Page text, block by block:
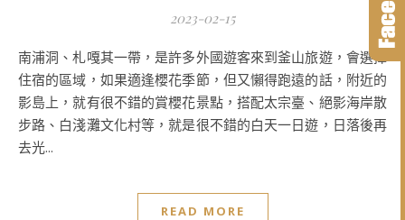
2023-02-15
南浦洞、札嘎其一帶，是許多外國遊客來到釜山旅遊，會選擇
住宿的區域，如果適逢櫻花季節，但又懶得跑遠的話，附近的
影島上，就有很不錯的賞櫻花景點，搭配太宗臺、絕影海岸散
步路、白淺灘文化村等，就是很不錯的白天一日遊，日落後再
去光...
READ MORE